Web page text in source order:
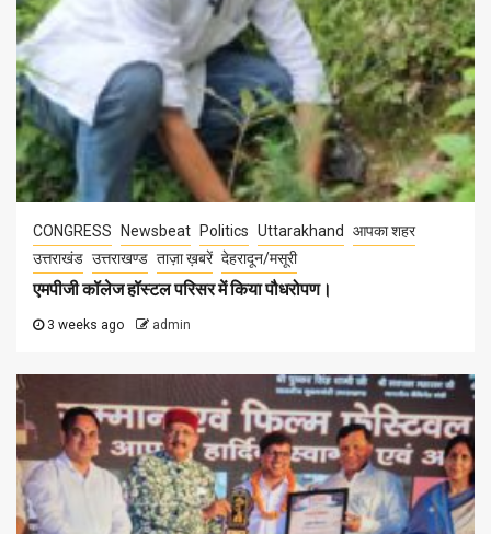
CONGRESS Newsbeat Politics Uttarakhand
आपका शहर
उत्तराखंड उत्तराखण्ड ताज़ा ख़बरें देहरादून/मसूरी
एमपीजी कॉलेज हॉस्टल परिसर में किया पौधरोपण।
3 weeks ago admin